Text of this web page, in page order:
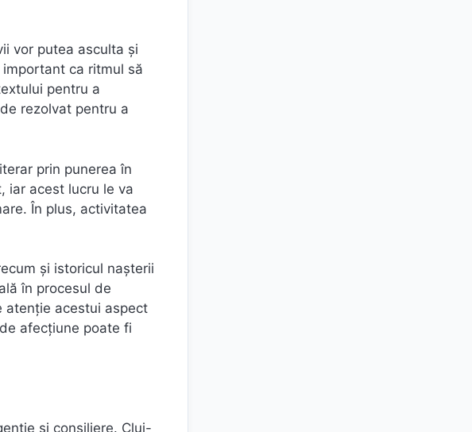
vor putea asculta și
ca ritmul să
pentru a
rezolvat pentru a
prin punerea în
iar acest lucru le va
În plus, activitatea
și istoricul nașterii
în procesul de
atenție acestui aspect
afecțiune poate fi
și consiliere. Cluj-